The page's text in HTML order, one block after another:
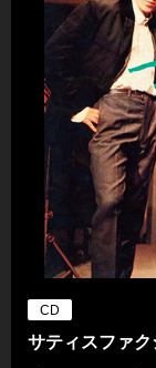
CD
サティスファ